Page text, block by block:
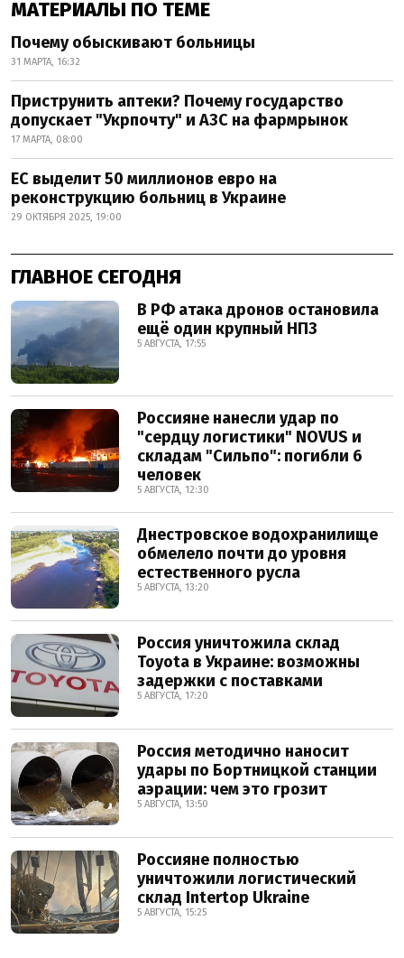
МАТЕРИАЛЫ ПО ТЕМЕ
Почему обыскивают больницы
31 МАРТА, 16:32
Приструнить аптеки? Почему государство
допускает "Укрпочту" и АЗС на фармрынок
17 МАРТА, 08:00
ЕС выделит 50 миллионов евро на
реконструкцию больниц в Украине
29 ОКТЯБРЯ 2025, 19:00
ГЛАВНОЕ СЕГОДНЯ
В РФ атака дронов остановила
ещё один крупный НПЗ
5 АВГУСТА, 17:55
Россияне нанесли удар по
"сердцу логистики" NOVUS и
складам "Сильпо": погибли 6
человек
5 АВГУСТА, 12:30
Днестровское водохранилище
обмелело почти до уровня
естественного русла
5 АВГУСТА, 13:20
Россия уничтожила склад
Toyota в Украине: возможны
задержки с поставками
5 АВГУСТА, 17:20
Россия методично наносит
удары по Бортницкой станции
аэрации: чем это грозит
5 АВГУСТА, 13:50
Россияне полностью
уничтожили логистический
склад Intertop Ukraine
5 АВГУСТА, 15:25